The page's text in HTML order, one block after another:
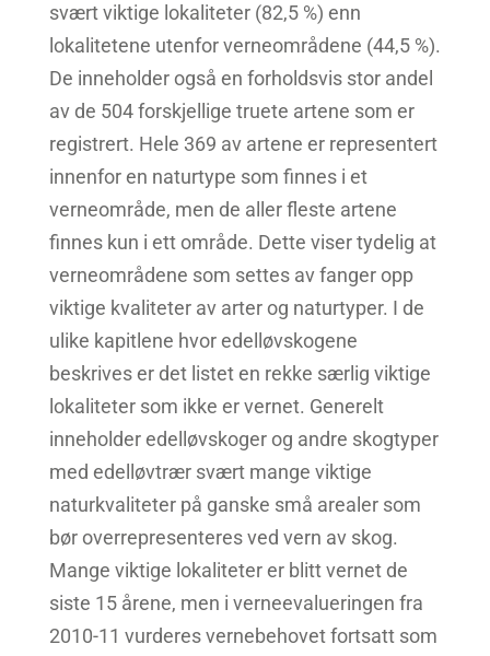
svært viktige lokaliteter (82,5 %) enn
lokalitetene utenfor verneområdene (44,5 %).
De inneholder også en forholdsvis stor andel
av de 504 forskjellige truete artene som er
registrert. Hele 369 av artene er representert
innenfor en naturtype som finnes i et
verneområde, men de aller fleste artene
finnes kun i ett område. Dette viser tydelig at
verneområdene som settes av fanger opp
viktige kvaliteter av arter og naturtyper. I de
ulike kapitlene hvor edelløvskogene
beskrives er det listet en rekke særlig viktige
lokaliteter som ikke er vernet. Generelt
inneholder edelløvskoger og andre skogtyper
med edelløvtrær svært mange viktige
naturkvaliteter på ganske små arealer som
bør overrepresenteres ved vern av skog.
Mange viktige lokaliteter er blitt vernet de
siste 15 årene, men i verneevalueringen fra
2010-11 vurderes vernebehovet fortsatt som